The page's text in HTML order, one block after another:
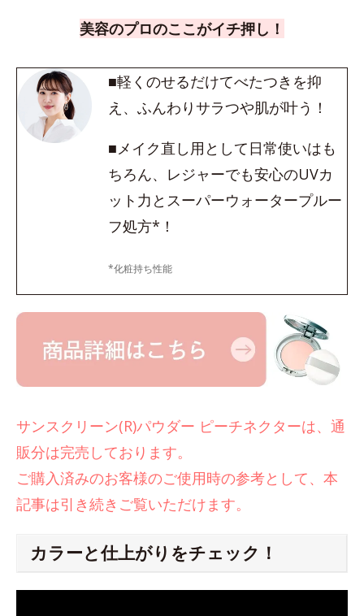
美容のプロのここがイチ押し！
■軽くのせるだけてべたつきを抑
え、ふんわりサラつや肌が叶う！
■メイク直し用として日常使いはも
ちろん、レジャーでも安心のUVカ
ット力とスーパーウォータープルー
フ処方*！
*化粧持ち性能
サンスクリーン(R)パウダー ピーチネクターは、通
販分は完売しております。
ご購入済みのお客様のご使用時の参考として、本
記事は引き続きご覧いただけます。
カラーと仕上がりをチェック！